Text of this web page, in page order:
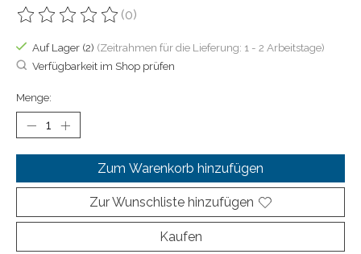
Die Bewertung dieses Produkts ist
(0)
Auf Lager (2) (Zeitrahmen für die Lieferung: 1 - 2 Arbeitstage)
Verfügbarkeit im Shop prüfen
Menge:
Zum Warenkorb hinzufügen
Zur Wunschliste hinzufügen
Kaufen